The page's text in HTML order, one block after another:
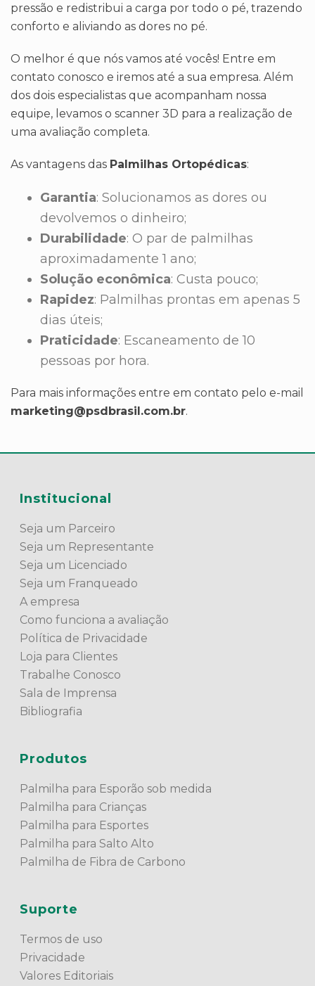
pressão e redistribui a carga por todo o pé, trazendo
conforto e aliviando as dores no pé.
O melhor é que nós vamos até vocês! Entre em
contato conosco e iremos até a sua empresa. Além
dos dois especialistas que acompanham nossa
equipe, levamos o scanner 3D para a realização de
uma avaliação completa.
As vantagens das Palmilhas Ortopédicas:
Garantia: Solucionamos as dores ou
devolvemos o dinheiro;
Durabilidade: O par de palmilhas
aproximadamente 1 ano;
Solução econômica: Custa pouco;
Rapidez: Palmilhas prontas em apenas 5
dias úteis;
Praticidade: Escaneamento de 10
pessoas por hora.
Para mais informações entre em contato pelo e-mail
marketing@psdbrasil.com.br.
Institucional
Seja um Parceiro
Seja um Representante
Seja um Licenciado
Seja um Franqueado
A empresa
Como funciona a avaliação
Política de Privacidade
Loja para Clientes
Trabalhe Conosco
Sala de Imprensa
Bibliografia
Produtos
Palmilha para Esporão sob medida
Palmilha para Crianças
Palmilha para Esportes
Palmilha para Salto Alto
Palmilha de Fibra de Carbono
Suporte
Termos de uso
Privacidade
Valores Editoriais